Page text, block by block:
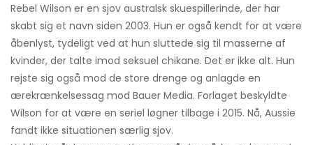
Rebel Wilson er en sjov australsk skuespillerinde, der har
skabt sig et navn siden 2003. Hun er også kendt for at være
åbenlyst, tydeligt ved at hun sluttede sig til masserne af
kvinder, der talte imod seksuel chikane. Det er ikke alt. Hun
rejste sig også mod de store drenge og anlagde en
ærekrænkelsessag mod Bauer Media. Forlaget beskyldte
Wilson for at være en seriel løgner tilbage i 2015. Nå, Aussie
fandt ikke situationen særlig sjov.